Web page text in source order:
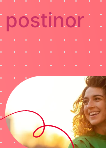
postinor